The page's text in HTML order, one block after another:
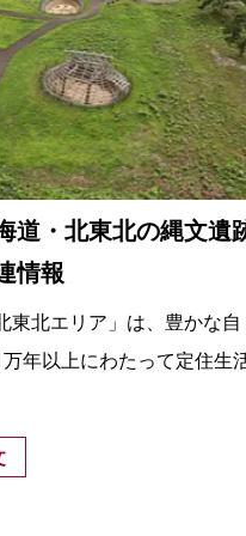
道・北東北の縄文遺
情報
東北エリア」は、豊かな自
年以上にわたって定住生